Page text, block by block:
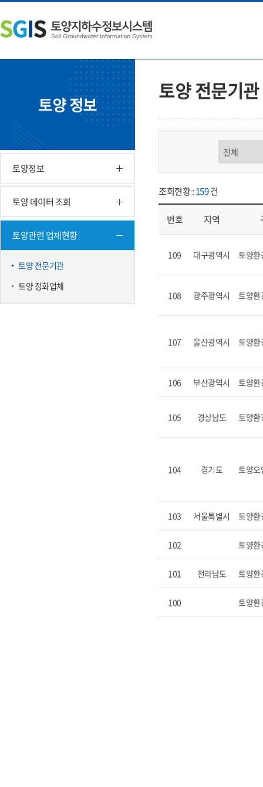
문
내
용
쪽
메
뉴
단
주
소
토양 정보
토양정보
토양 데이터 조회
토양관련 업체현황
토양 전문기관
토양 정화업체
토양 전문기관
조회현황 :159건
번호 지역
109 대구광역시 토양환
108 광주광역시 토양환
107 울산광역시 토양환
106 부산광역시 토양환
105 경상남도 토양환
104 경기도 토양오
103 서울특별시 토양환
102 토양환
101 전라남도 토양환
100 토양환